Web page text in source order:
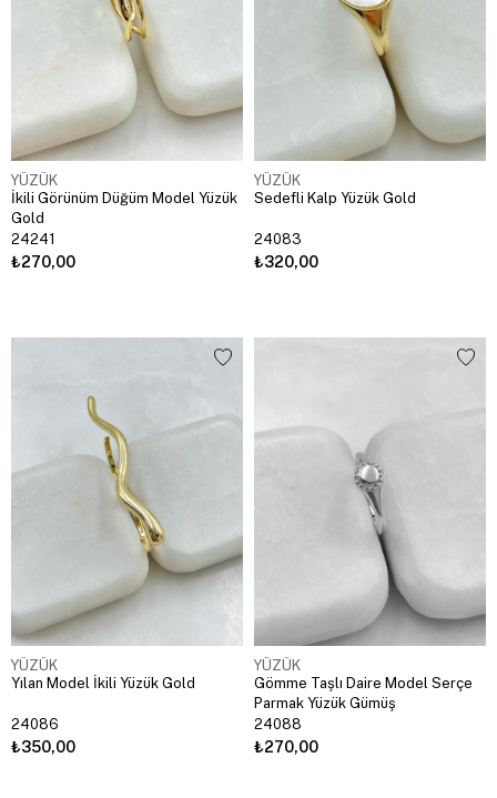
YÜZÜK
İkili Görünüm Düğüm Model Yüzük
Gold
24241
₺270,00
YÜZÜK
Sedefli Kalp Yüzük Gold
24083
₺320,00
YÜZÜK
Yılan Model İkili Yüzük Gold
24086
₺350,00
YÜZÜK
Gömme Taşlı Daire Model Serçe
Parmak Yüzük Gümüş
24088
₺270,00